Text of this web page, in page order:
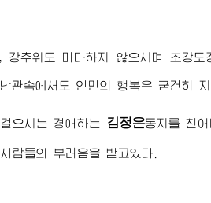
추위도 마다하지 않으시며 초강도
속에서도 인민의 행복은 굳건히 지
으시는 경애하는 김정은동지 를 친 어
람들의 부러움을 받고있다.